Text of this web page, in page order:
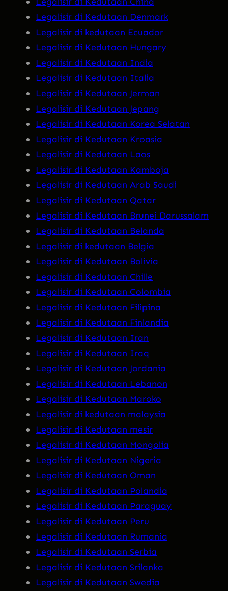
Legalisir di Kedutaan Denmark
Legalisir di kedutaan Ecuador
Legalisir di Kedutaan Hungary
Legalisir di Kedutaan India
Legalisir di Kedutaan Italia
Legalisir di Kedutaan Jerman
Legalisir di Kedutaan Jepang
Legalisir di Kedutaan Korea Selatan
Legalisir di Kedutaan Kroasia
Legalisir di Kedutaan Laos
Legalisir di Kedutaan Kamboja
Legalisir di Kedutaan Arab Saudi
Legalisir di Kedutaan Qatar
Legalisir di Kedutaan Brunei Darussalam
Legalisir di Kedutaan Belanda
Legalisir di kedutaan Belgia
Legalisir di Kedutaan Bolivia
Legalisir di Kedutaan Chille
Legalisir di Kedutaan Colombia
Legalisir di Kedutaan Filipina
Legalisir di Kedutaan Finlandia
Legalisir di Kedutaan Iran
Legalisir di Kedutaan Iraq
Legalisir di Kedutaan Jordania
Legalisir di Kedutaan Lebanon
Legalisir di Kedutaan Maroko
Legalisir di kedutaan malaysia
Legalisir di Kedutaan mesir
Legalisir di Kedutaan Mongolia
Legalisir di Kedutaan Nigeria
Legalisir di Kedutaan Oman
Legalisir di Kedutaan Polandia
Legalisir di Kedutaan Paraguay
Legalisir di Kedutaan Peru
Legalisir di Kedutaan Rumania
Legalisir di Kedutaan Serbia
Legalisir di Kedutaan Srilanka
Legalisir di Kedutaan Swedia